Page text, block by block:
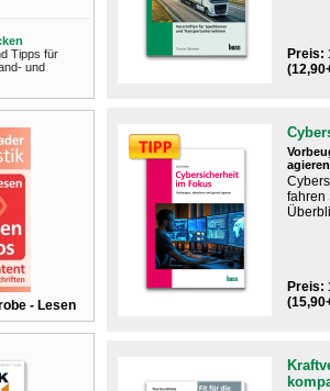
Tipps für
und
- Lesen
Preis:
agieren
fahren
Preis: